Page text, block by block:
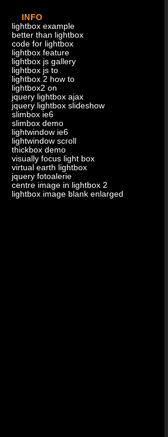
INFO
lightbox example
better than lightbox
code for lightbox
lightbox feature
lightbox js gallery
lightbox js to
lightbox 2 how to
lightbox2 on
jquery lightbox ajax
jquery lightbox slideshow
slimbox ie6
slimbox demo
lightwindow ie6
lightwindow scroll
thickbox demo
visually focus light box
virtual earth lightbox
jquery fotoalerie
centre image in lightbox 2
lightbox image blank enlarged